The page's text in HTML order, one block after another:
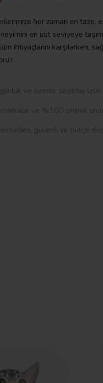
her zaman en taze,
en üst seviyeye
ihtiyaçlarını karşılarken,
ve özenle seçilmiş
ve %100 orijinal
güvenli ve bütçe